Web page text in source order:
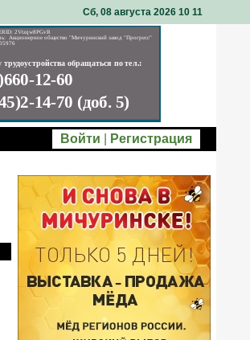
Сб, 08 августа 2026 10 11
Войти Регистрация